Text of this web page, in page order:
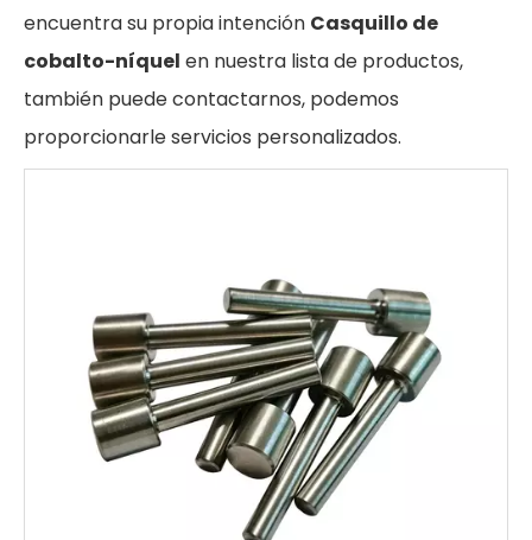
encuentra su propia intención Casquillo de
cobalto-níquel en nuestra lista de productos,
también puede contactarnos, podemos
proporcionarle servicios personalizados.